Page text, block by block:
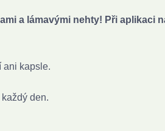
a lámavými nehty! Při aplikaci
ani kapsle.
den.